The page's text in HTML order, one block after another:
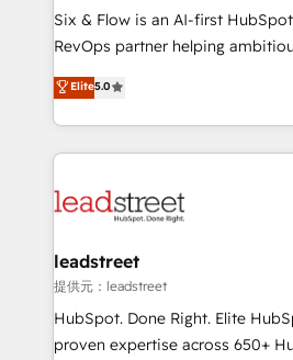
commercialization, real estate,
SaaS, Software Dev & IT and
the United States, EU, UAE,
America. From casual user to super fan: make
Six & Flow is an AI-first
RevOps partner helping
grow with clarity, confidence, and
Operating across the UK,
Canada, we’ve delivered
HubSpot projects for mid-
combine HubSpot, data, and AI
and technology for predictable,
growth. Our expertise spans
architecture, AI enablement, and
delivered through our
Elite5.0
leadstreet
提供元：leadstreet
HubSpot. Done Right. Elite
proven expertise across 650+